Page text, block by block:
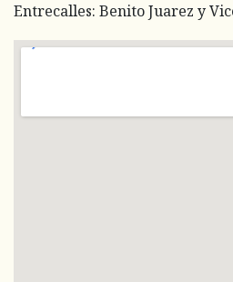
Entrecalles: Benito Juarez y